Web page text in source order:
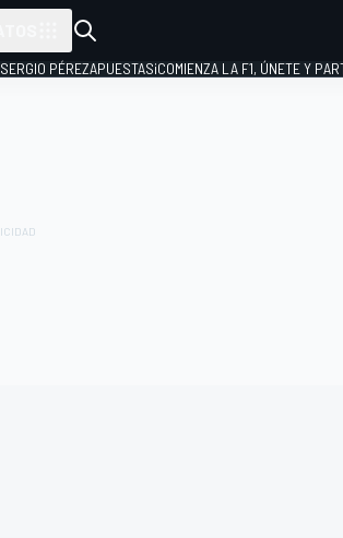
SERGIO PÉREZAPUESTAS¡COMIENZA LA F1, ÚNETE Y